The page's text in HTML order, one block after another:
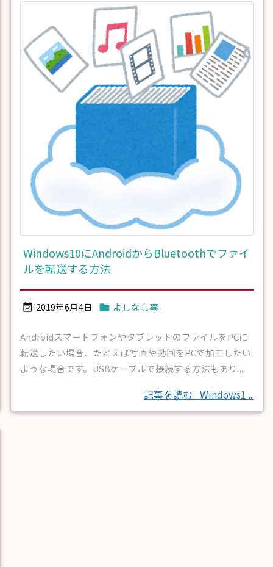
Windows10にAndroidからBluetoothでファイ
ルを転送する方法
 2019年6月4日  よしなし事
AndroidスマートフォンやタブレットのファイルをPCに
転送したい場合、たとえば写真や動画をPCで加工したい
ような場合です。USBケーブルで接続する方法もあり ...
記事を読む Windows1 ...